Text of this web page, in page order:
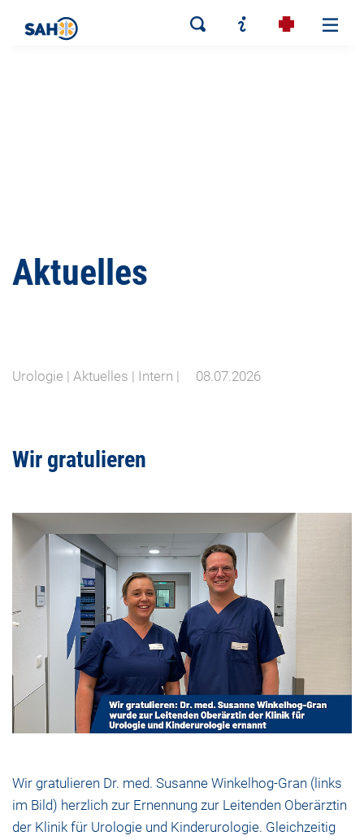
Aktuelles
Urologie | Aktuelles | Intern | 08.07.2026
Wir gratulieren
Wir gratulieren Dr. med. Susanne Winkelhog-Gran (links
im Bild) herzlich zur Ernennung zur Leitenden Oberärztin
der Klinik für Urologie und Kinderurologie. Gleichzeitig